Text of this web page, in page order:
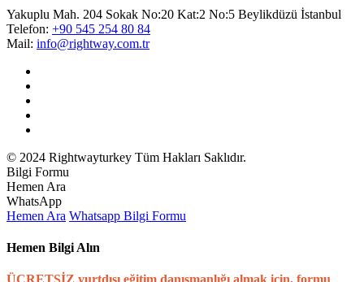
Yakuplu Mah. 204 Sokak No:20 Kat:2 No:5 Beylikdüzü İstanbul
Telefon: +90 545 254 80 84
Mail: info@rightway.com.tr
© 2024 Rightwayturkey Tüm Hakları Saklıdır.
Bilgi Formu
Hemen Ara
WhatsApp
Hemen Ara Whatsapp Bilgi Formu
Hemen Bilgi Alın